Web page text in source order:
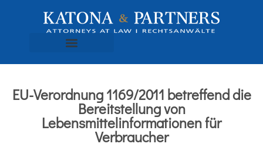
EU-Verordnung 1169/2011 betreffend die
Bereitstellung von
Lebensmittelinformationen für
Verbraucher